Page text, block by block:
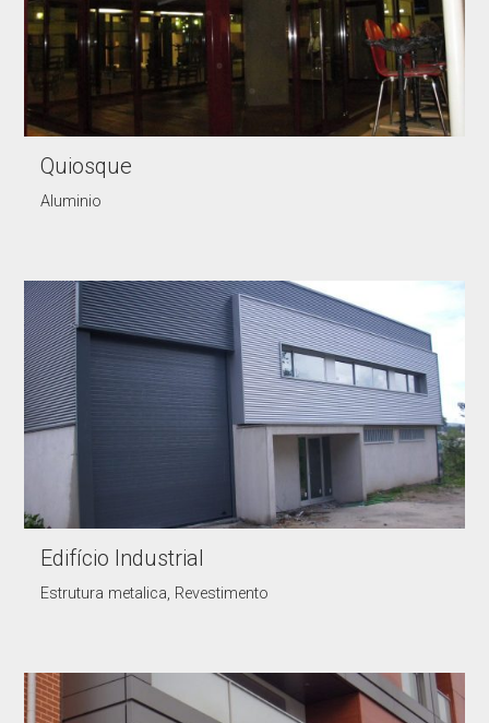
Quiosque
Aluminio
Edifício Industrial
Estrutura metalica, Revestimento